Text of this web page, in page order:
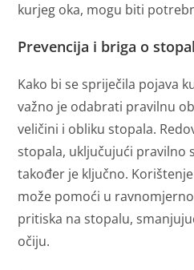
kurjeg oka, mogu biti
Prevencija i briga o
Kako bi se spriječila pojava
važno je odabrati pravilnu
veličini i obliku stopala.
stopala, uključujući pravilno
također je ključno.
može pomoći u
pritiska na stopalu,
očiju.